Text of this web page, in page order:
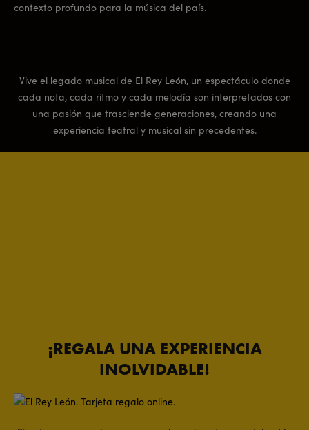
contexto profundo para la música del país.
Vive el legado musical de El Rey León, un espectáculo donde
cada nota, cada ritmo y cada melodía son interpretados con
una pasión que trasciende generaciones, creando una
experiencia teatral y musical sin precedentes.
¡REGALA UNA EXPERIENCIA
INOLVIDABLE!